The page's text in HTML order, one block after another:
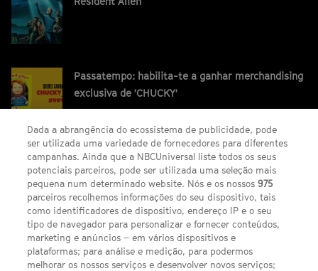
Passatempo: habilita-te a ganhar merchandising
exclusiva de 'CHUCKY'
SEGUE-NOS
FACEBOOK
TWITTER
YOUTUBEINSTAGRAM
LINKS ÚTEIS
Dada a abrangência do ecossistema de publicidade, pode
ser utilizada uma variedade de fornecedores para diferentes
campanhas. Ainda que a NBCUniversal liste todos os seus
potenciais parceiros, pode ser utilizada uma seleção mais
pequena num determinado website. Nós e os nossos975
parceiros recolhemos informações do seu dispositivo, tais
como identificadores de dispositivo, endereço IP e o seu
tipo de navegador para personalizar e fornecer conteúdos,
marketing e anúncios – em vários dispositivos e
plataformas; para análise e medição, para podermos
melhorar os nossos serviços e desenvolver novos serviços;